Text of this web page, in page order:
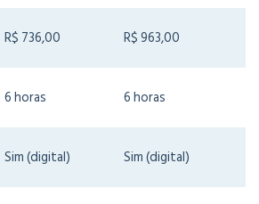
R$ 736,00 R$ 963,00
6 horas 6 horas
Sim (digital) Sim (digital)